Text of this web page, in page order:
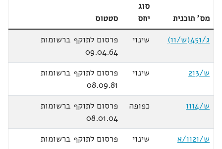
מס' תוכנית
סוג
יחס
סטטוס
ג/451(ש/11)
שינוי
פרסום לתוקף ברשומות
09.04.64
ש/213
שינוי
פרסום לתוקף ברשומות
08.09.81
ש/1114
כפופה
פרסום לתוקף ברשומות
08.01.04
ש/1121/א
שינוי
פרסום לתוקף ברשומות